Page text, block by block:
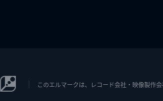
このエルマークは、レコード会社・映像製作